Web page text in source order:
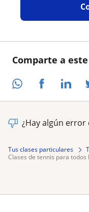
Comparte a
¿Hay algún error
Tus clases particulares
clases de tennis para todos